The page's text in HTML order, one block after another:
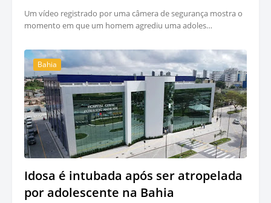
Um vídeo registrado por uma câmera de segurança mostra o
momento em que um homem agrediu uma adoles…
Bahia
Idosa é intubada após ser atropelada
por adolescente na Bahia